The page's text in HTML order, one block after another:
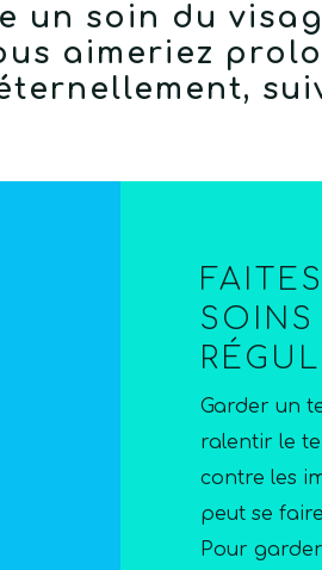
un soin du
aimeriez
SOINS
Garder un
ralentir le
contre les
peut se
Pour